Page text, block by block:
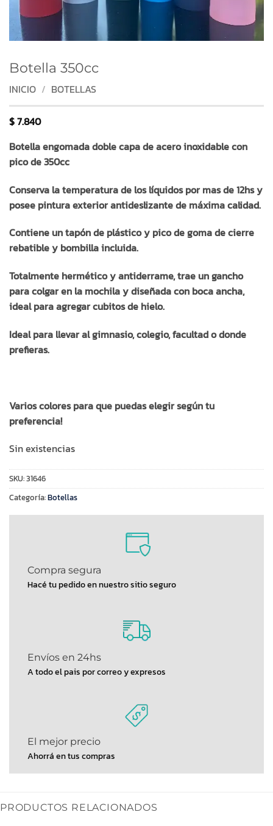
Botella 350cc
INICIO / BOTELLAS
$7.840
Botella engomada doble capa de acero inoxidable con
pico de 350cc
Conserva la temperatura de los líquidos por mas de 12hs y
posee pintura exterior antideslizante de máxima calidad.
Contiene un tapón de plástico y pico de goma de cierre
rebatible y bombilla incluida.
Totalmente hermético y antiderrame, trae un gancho
para colgar en la mochila y diseñada con boca ancha,
ideal para agregar cubitos de hielo.
Ideal para llevar al gimnasio, colegio, facultad o donde
prefieras.
Varios colores para que puedas elegir según tu
preferencia!
Sin existencias
SKU:31646
Categoría:Botellas
Compra segura
Hacé tu pedido en nuestro sitio seguro
Envíos en 24hs
A todo el pais por correo y expresos
El mejor precio
Ahorrá en tus compras
PRODUCTOS RELACIONADOS